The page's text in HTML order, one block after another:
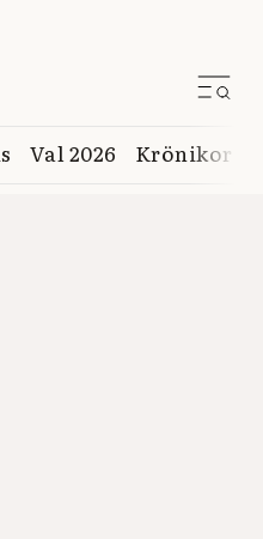
Val 2026 Krönikor